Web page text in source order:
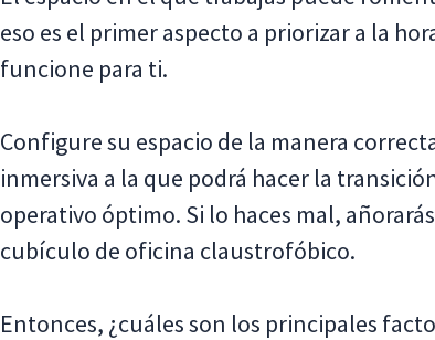
eso es el primer aspecto a priorizar a la
funcione para ti.
Configure su espacio de la manera
inmersiva a la que podrá hacer la
operativo óptimo. Si lo haces mal,
cubículo de oficina claustrofóbico.
Entonces, ¿cuáles son los principales